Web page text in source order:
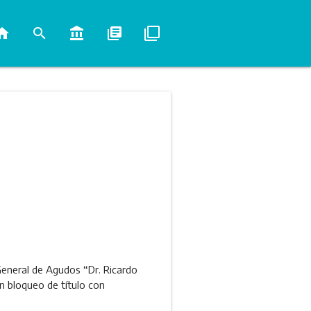
search account_balance library_books filter_none
de Agudos “Dr. Ricardo
bloqueo de título con